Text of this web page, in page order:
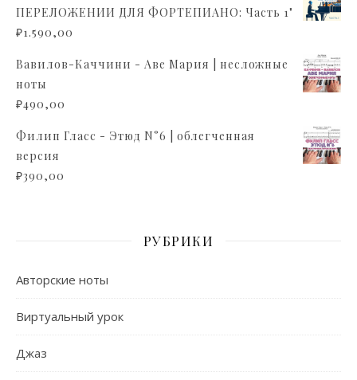
ПЕРЕЛОЖЕНИИ ДЛЯ ФОРТЕПИАНО: Часть 1"
₽1.590,00
Вавилов-Каччини - Аве Мария | несложные
ноты
₽490,00
Филип Гласс - Этюд N°6 | облегченная
версия
₽390,00
РУБРИКИ
Авторские ноты
Виртуальный урок
Джаз